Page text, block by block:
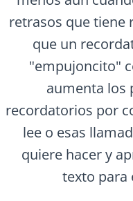
retrasos que tiene
que un
"empujoncito"
aumenta los
recordatorios por
lee o esas
quiere hacer y
texto para